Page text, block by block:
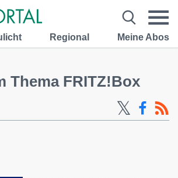
Regional Meine Abos
Thema FRITZ!Box